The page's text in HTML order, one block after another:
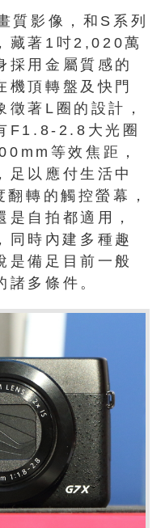
質影像，和S系列
藏著1吋2,020萬
採用金屬質感的
機頂轉盤及快門
徵著L圈的設計，
F1.8-2.8大光圈
等效焦距，
足以應付生活中
轉的觸控螢幕，
是自拍都適用，
時內建多種趣
是備足目前一般
諸多條件。